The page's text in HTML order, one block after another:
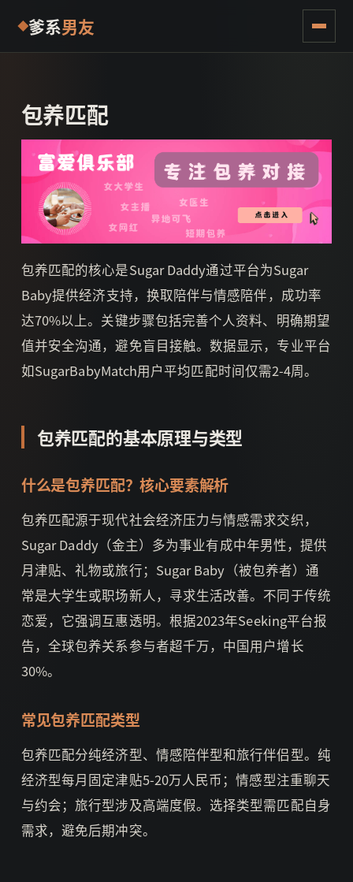
爹系男友
包养匹配
包养匹配的核心是Sugar Daddy通过平台为Sugar
Baby提供经济支持，换取陪伴与情感陪伴，成功率
达70%以上。关键步骤包括完善个人资料、明确期望
值并安全沟通，避免盲目接触。数据显示，专业平台
如SugarBabyMatch用户平均匹配时间仅需2-4周。
包养匹配的基本原理与类型
什么是包养匹配？核心要素解析
包养匹配源于现代社会经济压力与情感需求交织，
Sugar Daddy（金主）多为事业有成中年男性，提供
月津贴、礼物或旅行；Sugar Baby（被包养者）通
常是大学生或职场新人，寻求生活改善。不同于传统
恋爱，它强调互惠透明。根据2023年Seeking平台报
告，全球包养关系参与者超千万，中国用户增长
30%。
常见包养匹配类型
包养匹配分纯经济型、情感陪伴型和旅行伴侣型。纯
经济型每月固定津贴5-20万人民币；情感型注重聊天
与约会；旅行型涉及高端度假。选择类型需匹配自身
需求，避免后期冲突。